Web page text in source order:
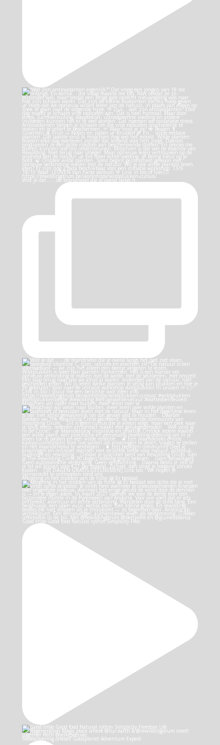
Wist je dat… …de brandnetel die je overal langs h
Misschien wil vaker naar buiten, meer leren over w
Afkoeling in het midden van de hitte 😀 Er bestaat
Good tribe Good food Natural rythm Simplicity Free
Redescovering oneself Goodplanet Adventure Expedi